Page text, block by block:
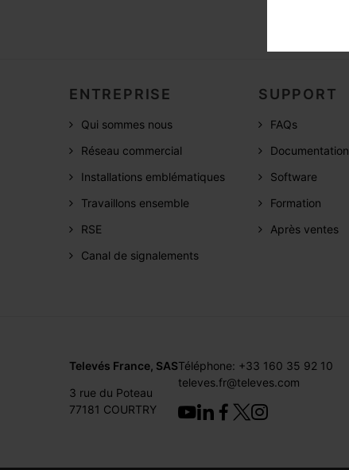
ENTREPRISE
Qui sommes nous
Réseau commercial
Installations emblématiques
Travaillons ensemble
RSE
Canal de signalements
SUPPORT
FAQs
Documentation
Software
Formation
Après ventes
Televés France, SAS
3 rue du Poteau
77181 COURTRY
Téléphone: +33 160 35 92 10
televes.fr@televes.com